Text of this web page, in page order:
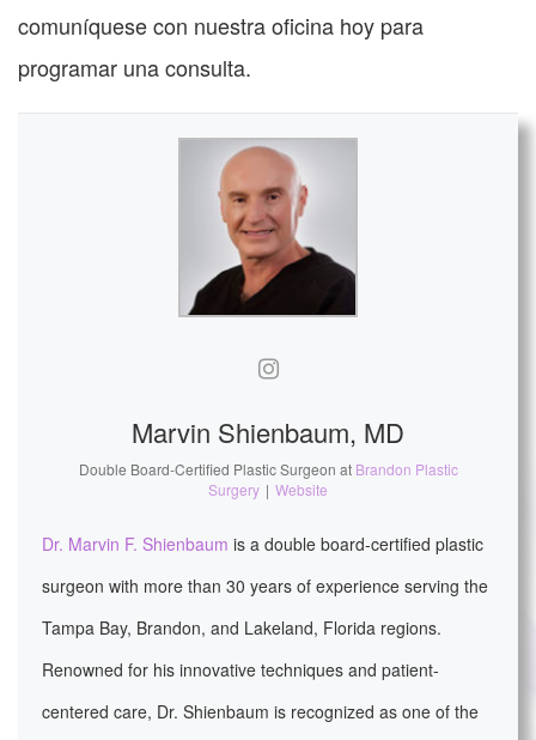
comuníquese con nuestra oficina hoy para
programar una consulta.
Marvin Shienbaum, MD
Double Board-Certified Plastic Surgeon at Brandon Plastic
Surgery | Website
Dr. Marvin F. Shienbaum is a double board-certified plastic
surgeon with more than 30 years of experience serving the
Tampa Bay, Brandon, and Lakeland, Florida regions.
Renowned for his innovative techniques and patient-
centered care, Dr. Shienbaum is recognized as one of the